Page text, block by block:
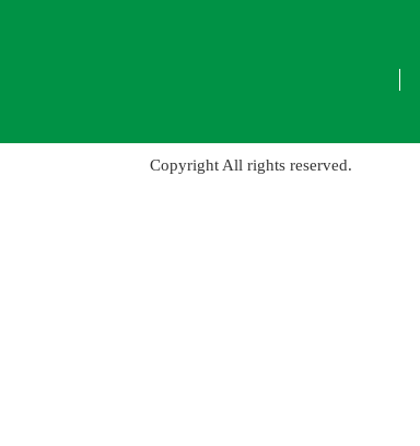
Copyright All rights reserved.